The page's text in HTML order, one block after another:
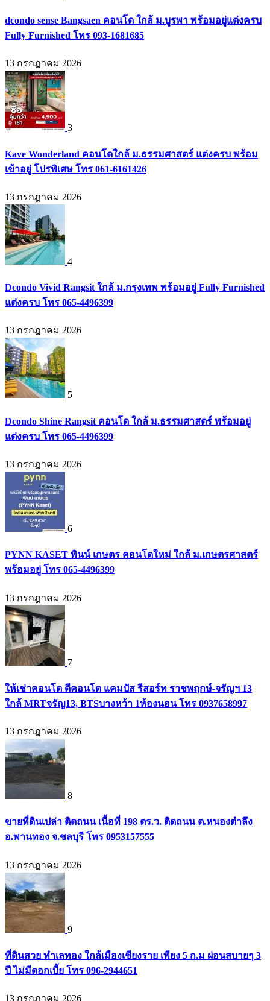
dcondo sense Bangsaen คอนโด ใกล้ ม.บูรพา พร้อมอยู่แต่งครบ
Fully Furnished โทร 093-1681685
13 กรกฎาคม 2026
3
Kave Wonderland คอนโดใกล้ ม.ธรรมศาสตร์ แต่งครบ พร้อม
เข้าอยู่ โปรพิเศษ โทร 061-6161426
13 กรกฎาคม 2026
4
Dcondo Vivid Rangsit ใกล้ ม.กรุงเทพ พร้อมอยู่ Fully Furnished
แต่งครบ โทร 065-4496399
13 กรกฎาคม 2026
5
Dcondo Shine Rangsit คอนโด ใกล้ ม.ธรรมศาสตร์ พร้อมอยู่
แต่งครบ โทร 065-4496399
13 กรกฎาคม 2026
6
PYNN KASET พินน์ เกษตร คอนโดใหม่ ใกล้ ม.เกษตรศาสตร์
พร้อมอยู่ โทร 065-4496399
13 กรกฎาคม 2026
7
ให้เช่าคอนโด ดีคอนโด แคมปัส รีสอร์ท ราชพฤกษ์-จรัญฯ 13
ใกล้ MRTจรัญ13, BTSบางหว้า 1ห้องนอน โทร 0937658997
13 กรกฎาคม 2026
8
ขายที่ดินเปล่า ติดถนน เนื้อที่ 198 ตร.ว. ติดถนน ต.หนองตำลึง
อ.พานทอง จ.ชลบุรี โทร 0953157555
13 กรกฎาคม 2026
9
ที่ดินสวย ทำเลทอง ใกล้เมืองเชียงราย เพียง 5 ก.ม ผ่อนสบายๆ 3
ปี ไม่มีดอกเบี้ย โทร 096-2944651
13 กรกฎาคม 2026